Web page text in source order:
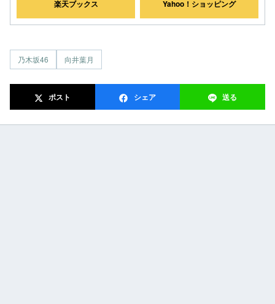
楽天ブックス Yahoo！ショッピング
乃木坂46 向井葉月
ポスト シェア 送る